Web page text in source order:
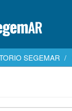
SEGEMAR